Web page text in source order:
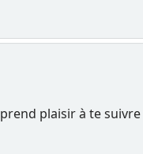
plaisir à te